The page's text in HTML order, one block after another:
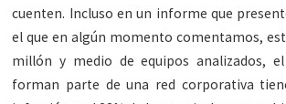
cuenten. Incluso en un informe que
el que en algún momento comentamos,
millón y medio de equipos analizados,
forman parte de una red corporativa